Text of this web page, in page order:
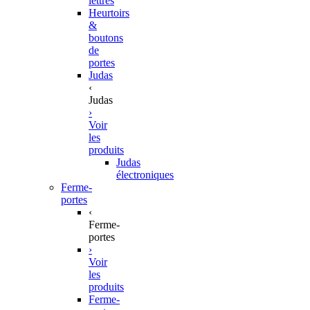
Heurtoirs
&
boutons
de
portes
Judas
‹
Judas
›
Voir
les
produits
Judas
électroniques
Ferme-
portes
‹
Ferme-
portes
›
Voir
les
produits
Ferme-